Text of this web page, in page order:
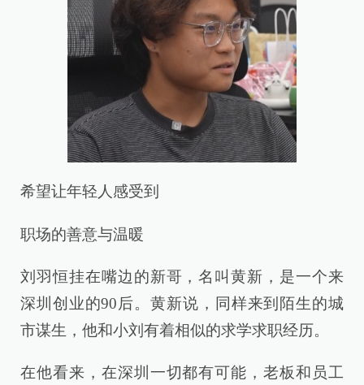
希望让年轻人感受到
职场的善意与温暖
刘羽恒挂在嘴边的新哥，名叫黄新，是一个来
深圳创业的90后。黄新说，同样来到陌生的城
市谋生，他和小刘有着相似的求学求职经历。
在他看来，在深圳一切都有可能，老板和员工